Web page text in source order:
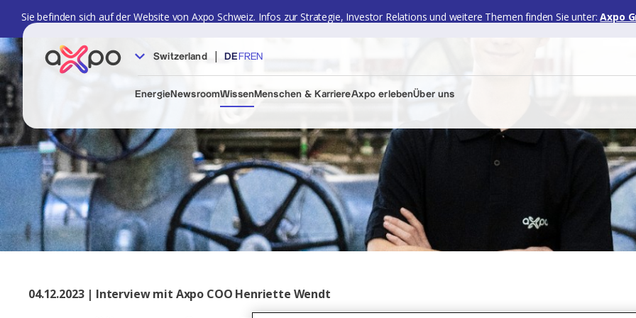
Sie befinden sich auf der Website von Axpo Schweiz. Infos zur Strategie, Investor Relations und weitere Themen finden Sie unter: Axpo
Switzerland | DE FREN
EnergieNewsroomWissenMenschen & KarriereAxpo erlebenÜber uns
04.12.2023 | Interview mit Axpo COO Henriette Wendt